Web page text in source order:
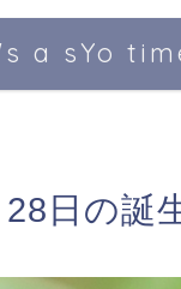
a sYo
28日の誕